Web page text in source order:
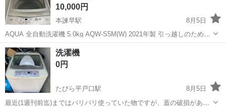
10,000円
本諫早駅
8月5日
AQUA 全自動洗濯機 5.0kg AQW-S5M(W) 2021年製 引っ越しのため出
品します。 【商品詳細】 ・メーカー：AQUA ・型番：AQW-S5M(W)
・洗濯容量：5.0kg ・製造年：2021年 ・カラー...
長崎 諫早市 本諫早駅
洗濯機
0円
たびら平戸口駅
8月5日
最近(1週刊前迄)まではバリバリ使っていた物ですが、蓋の破損があり